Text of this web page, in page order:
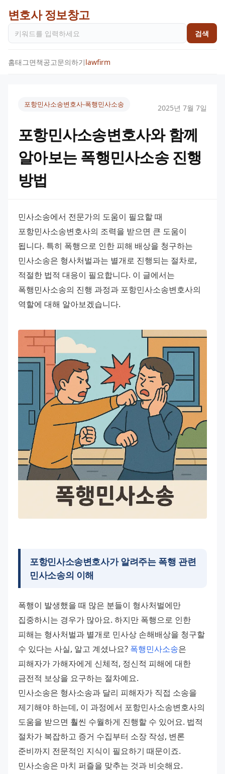
변호사 정보창고
검색
홈태그면책공고문의하기lawfirm
포항민사소송변호사-폭행민사소송 2025년 7월 7일
포항민사소송변호사와 함께
알아보는 폭행민사소송 진행
방법
민사소송에서 전문가의 도움이 필요할 때
포항민사소송변호사의 조력을 받으면 큰 도움이
됩니다. 특히 폭행으로 인한 피해 배상을 청구하는
민사소송은 형사처벌과는 별개로 진행되는 절차로,
적절한 법적 대응이 필요합니다. 이 글에서는
폭행민사소송의 진행 과정과 포항민사소송변호사의
역할에 대해 알아보겠습니다.
포항민사소송변호사가 알려주는 폭행 관련
민사소송의 이해
폭행이 발생했을 때 많은 분들이 형사처벌에만
집중하시는 경우가 많아요. 하지만 폭행으로 인한
피해는 형사처벌과 별개로 민사상 손해배상을 청구할
수 있다는 사실, 알고 계셨나요? 폭행민사소송은
피해자가 가해자에게 신체적, 정신적 피해에 대한
금전적 보상을 요구하는 절차예요.
민사소송은 형사소송과 달리 피해자가 직접 소송을
제기해야 하는데, 이 과정에서 포항민사소송변호사의
도움을 받으면 훨씬 수월하게 진행할 수 있어요. 법적
절차가 복잡하고 증거 수집부터 소장 작성, 변론
준비까지 전문적인 지식이 필요하기 때문이죠.
민사소송은 마치 퍼즐을 맞추는 것과 비슷해요.